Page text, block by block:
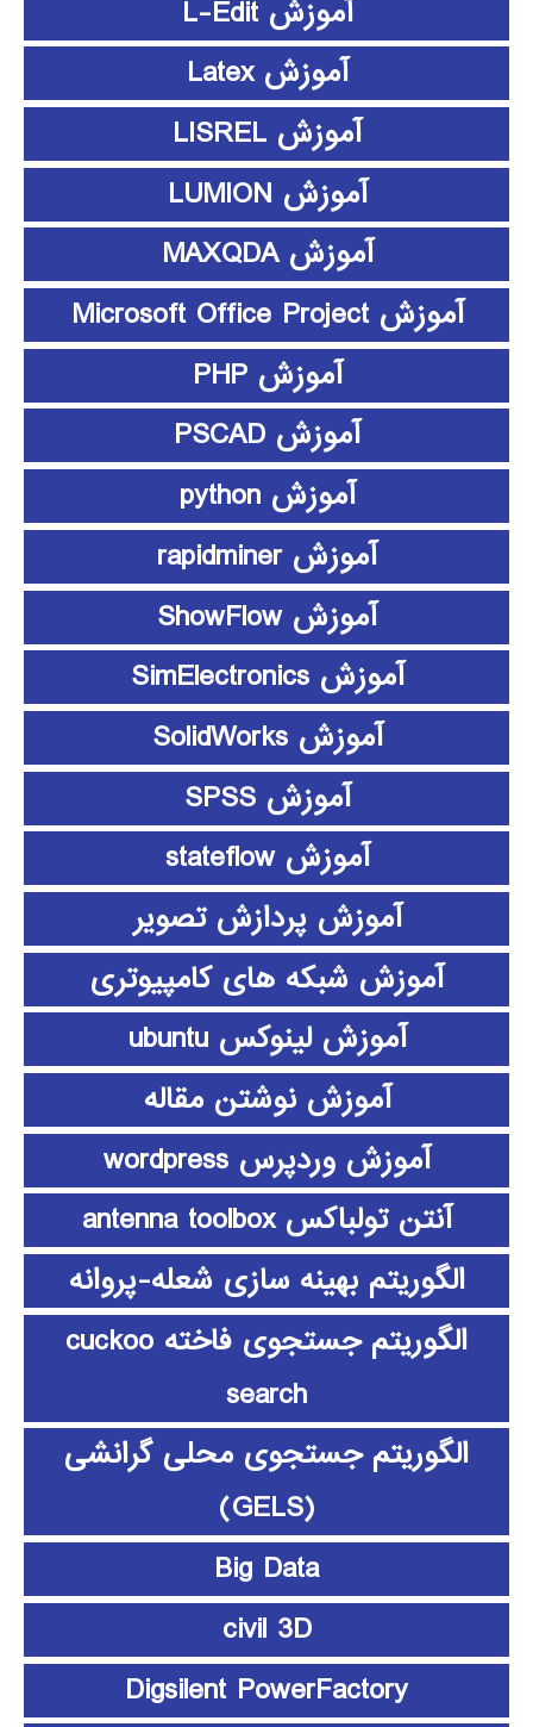
آموزش L-Edit
آموزش Latex
آموزش LISREL
آموزش LUMION
آموزش MAXQDA
آموزش Microsoft Office Project
آموزش PHP
آموزش PSCAD
آموزش python
آموزش rapidminer
آموزش ShowFlow
آموزش SimElectronics
آموزش SolidWorks
آموزش SPSS
آموزش stateflow
آموزش پردازش تصویر
آموزش شبکه های کامپیوتری
آموزش لینوکس ubuntu
آموزش نوشتن مقاله
آموزش وردپرس wordpress
آنتن تولباکس antenna toolbox
الگوریتم بهینه سازی شعله-پروانه
الگوریتم جستجوی فاخته cuckoo
search
الگوریتم جستجوی محلی گرانشی
(GELS)
Big Data
civil 3D
Digsilent PowerFactory